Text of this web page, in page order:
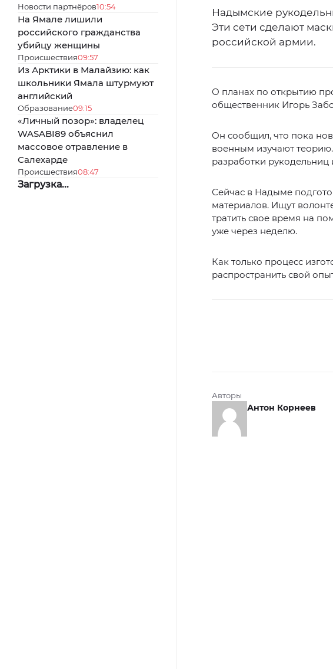
Новости партнёров10:54
На Ямале лишили
российского гражданства
убийцу женщины
Происшествия09:57
Из Арктики в Малайзию: как
школьники Ямала штурмуют
английский
Образование09:15
«Личный позор»: владелец
WASABI89 объяснил
массовое отравление в
Салехарде
Происшествия08:47
Загрузка...
Надымские
Эти сети сделают
российской армии.
О планах по открытию
общественник Игорь
Он сообщил, что пока
военным изучают
разработки
Сейчас в Надыме
материалов. Ищут
тратить свое время на
уже через неделю.
Как только процесс
распространить свой
Авторы
Антон Корнеев